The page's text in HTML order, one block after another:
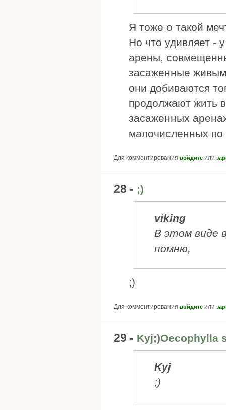
Я тоже о такой
Но что удивляет -
арены,
засаженные
они добиваются
продолжают жить
засаженных
малочисленных
Для комментирования войдите или
28 - ;)
viking
В этом виде
помню,
;)
Для комментирования войдите или
29 - Kyj;)Oecophylla
Kyj
;)